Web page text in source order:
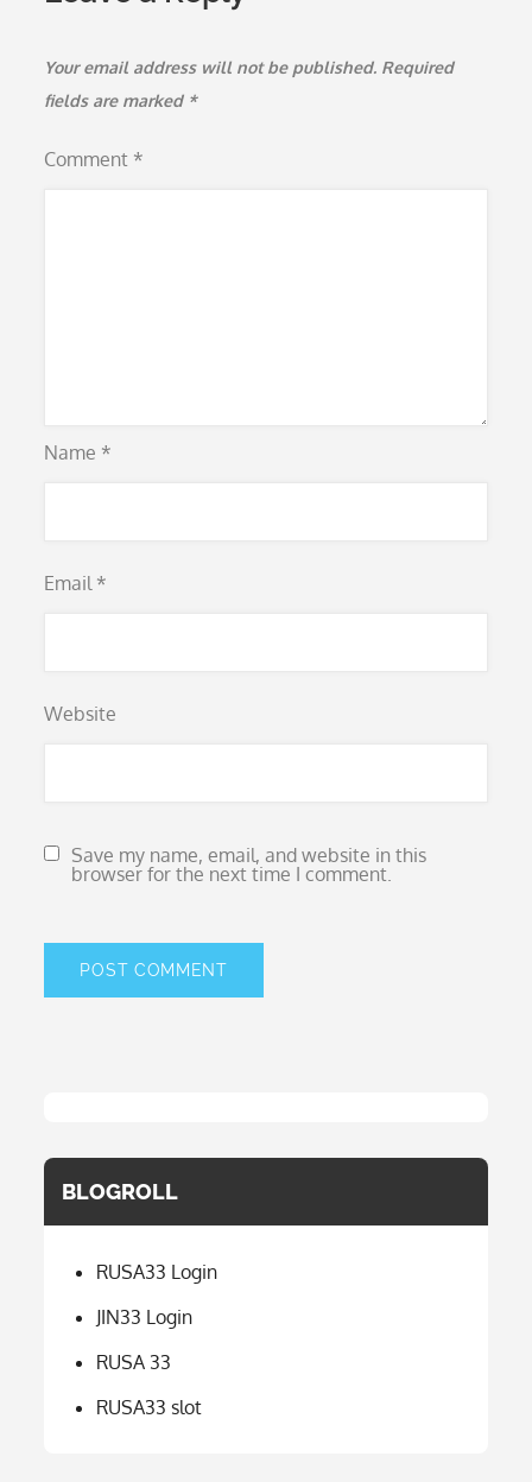
Your email address will not be published. Required
fields are marked *
Comment *
Name *
Email *
Website
Save my name, email, and website in this
browser for the next time I comment.
BLOGROLL
RUSA33 Login
JIN33 Login
RUSA 33
RUSA33 slot